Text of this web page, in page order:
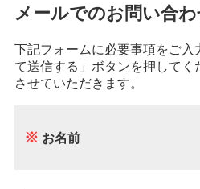
メールでのお問い合
下記フォームに必要事項をご入
て送信する」ボタンを押して
させていただきます。
※ お名前